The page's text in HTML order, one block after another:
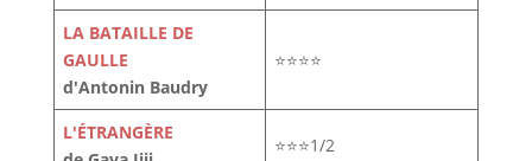
LA BATAILLE DE
GAULLE
d'Antonin Baudry
⭐⭐⭐⭐
L'ÉTRANGÈRE
⭐⭐⭐1/2